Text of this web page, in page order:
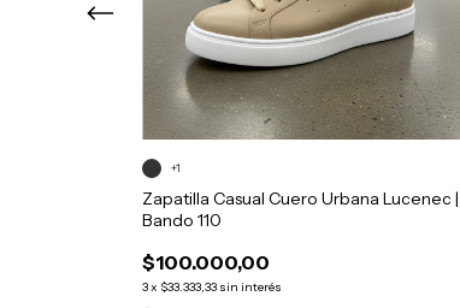
Zapatilla Casual Cuero Urbana Lucenec |
Bando 110
$100.000,00
3x $33.333,33 sin interés
+1